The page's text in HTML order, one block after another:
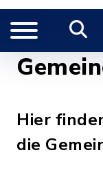
Hier
die